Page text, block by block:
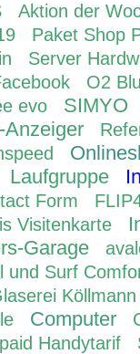
Aktion der
Paket Shop
Server
O2
evo
SIMYO
Anzeiger
Laufgruppe
Form
Visitenkarte
Garage
und Surf
Köllmann
Computer
Handytarif